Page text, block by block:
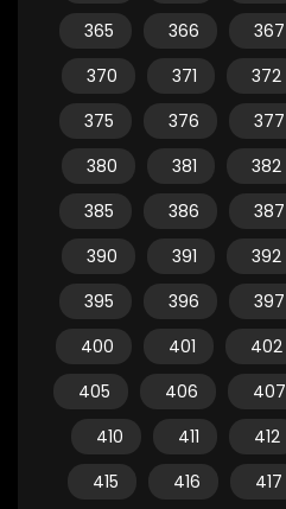
365
366 367
370
371 372
375
376 377
380
381 382
385
386 387
390
391 392
395
396 397
400
401 402
405
406 407
410
411 412
415
416 417